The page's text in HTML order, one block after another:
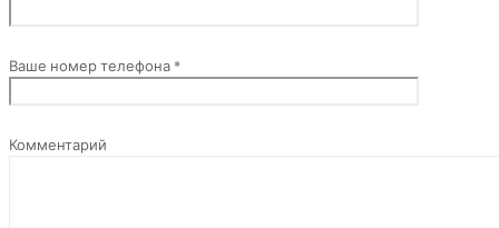
Комментарий
Ваше номер телефона *